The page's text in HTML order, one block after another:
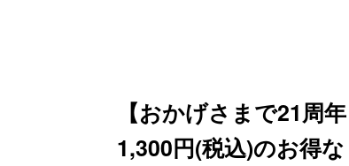
【おかげさまで21周
1,300円(税込)のお得